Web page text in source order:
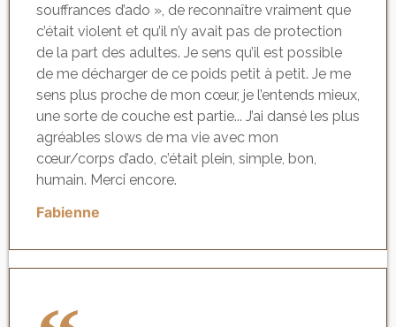
souffrances d’ado », de reconnaître vraiment que
c’était violent et qu’il n’y avait pas de protection
de la part des adultes. Je sens qu’il est possible
de me décharger de ce poids petit à petit. Je me
sens plus proche de mon cœur, je l’entends mieux,
une sorte de couche est partie... J’ai dansé les plus
agréables slows de ma vie avec mon
cœur/corps d’ado, c’était plein, simple, bon,
humain. Merci encore.
Fabienne